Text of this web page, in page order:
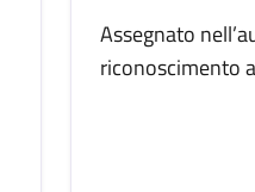
Assegnato
riconoscimento